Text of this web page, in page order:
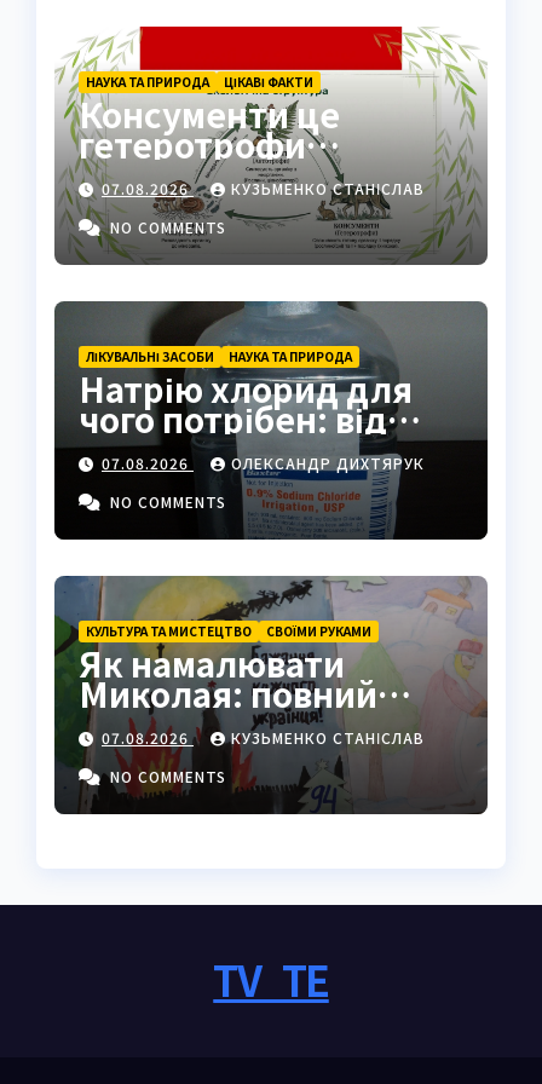
НАУКА ТА ПРИРОДА ЦІКАВІ ФАКТИ
Консументи це
гетеротрофи
екосистеми
07.08.2026
КУЗЬМЕНКО СТАНІСЛАВ
NO COMMENTS
ЛІКУВАЛЬНІ ЗАСОБИ НАУКА ТА ПРИРОДА
Натрію хлорид для
чого потрібен: від
фізрозчину до
промисловості
07.08.2026
ОЛЕКСАНДР ДИХТЯРУК
NO COMMENTS
КУЛЬТУРА ТА МИСТЕЦТВО СВОЇМИ РУКАМИ
Як намалювати
Миколая: повний
покроковий гайд з
секретами майстрів
07.08.2026
КУЗЬМЕНКО СТАНІСЛАВ
NO COMMENTS
TV_TE